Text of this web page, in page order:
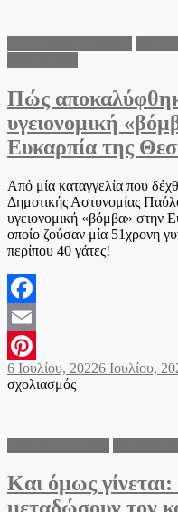
στην
πλαζ
της
Πώς
υγειονομική
Ευκαρπία της
Από μία καταγγελία που
Δημοτικής Αστυνομίας
υγειονομική «βόμβα» στην
οποίο ζούσαν μία 51χρονη
περίπου 40 γάτες!
Facebook
Email
Pinterest
Posted
on
6 Ιουλίου, 20226 Ιουλίου,
σχολιασμόςστο
υγειονομική
«βόμβα»
Και όμως